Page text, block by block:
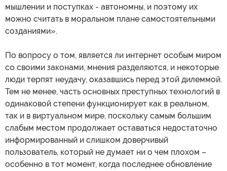
мышлении и поступках - автономны, и поэтому их
можно считать в моральном плане самостоятельными
созданиями».
По вопросу о том, является ли интернет особым миром
со своими законами, мнения разделяются, и некоторые
люди терпят неудачу, оказавшись перед этой дилеммой.
Тем не менее, часть основных преступных технологий в
одинаковой степени функционирует как в реальном,
так и в виртуальном мире, поскольку самым большим
слабым местом продолжает оставаться недостаточно
информированный и слишком доверчивый
пользователь, который не думает ни о чем плохом –
особенно в тот момент, когда последнее обновление